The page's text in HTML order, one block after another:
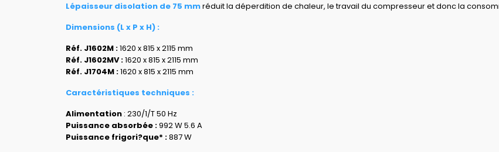
Lépaisseur disolation de 75 mmréduit la déperdition de chaleur, le travail du compresseur et donc la
Dimensions (L x P x H) :
Réf. J1602M :1620 x 815 x 2115 mm
Réf. J1602MV :1620 x 815 x 2115 mm
Réf. J1704M :1620 x 815 x 2115 mm
Caractéristiques techniques :
Alimentation : 230/1/T 50 Hz
Puissance absorbée :992 W 5.6 A
Puissance frigori?que* :887 W